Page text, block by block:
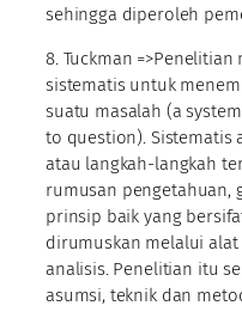
sehingga diperoleh
8. Tuckman
sistematis untuk
suatu masalah (a
to question). Sistematis
atau langkah-langkah
rumusan pengetahuan,
prinsip baik yang
dirumuskan melalui
analisis. Penelitian itu
asumsi, teknik dan